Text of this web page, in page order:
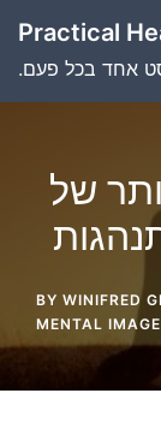
content
Practical
אחד בכל פעם
של
BY WINIFRED
MENTAL